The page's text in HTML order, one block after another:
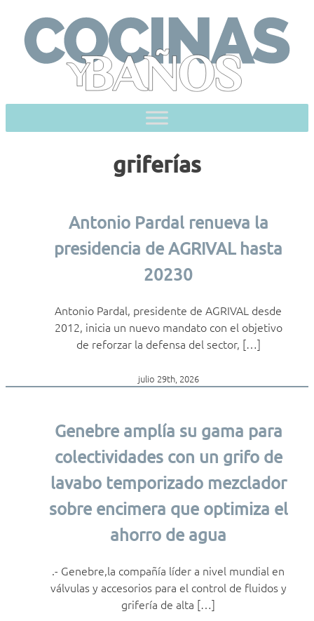
content
griferías
Antonio Pardal renueva la
presidencia de AGRIVAL hasta
20230
Antonio Pardal, presidente de AGRIVAL desde
2012, inicia un nuevo mandato con el objetivo
de reforzar la defensa del sector, […]
julio 29th, 2026
Genebre amplía su gama para
colectividades con un grifo de
lavabo temporizado mezclador
sobre encimera que optimiza el
ahorro de agua
.- Genebre,la compañía líder a nivel mundial en
válvulas y accesorios para el control de fluidos y
grifería de alta […]